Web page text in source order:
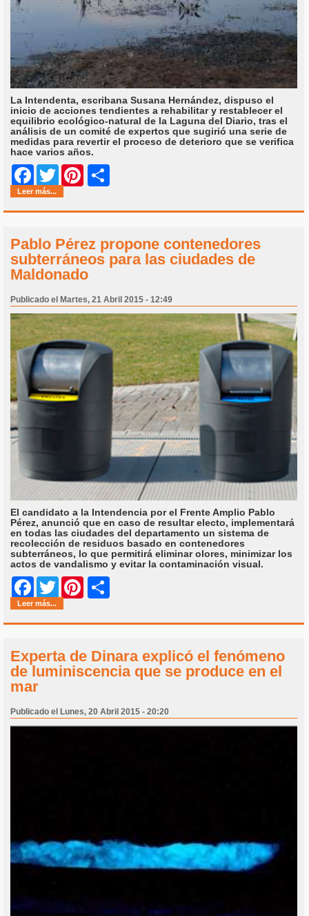
La Intendenta, escribana Susana Hernández, dispuso el
inicio de acciones tendientes a rehabilitar y restablecer el
equilibrio ecológico-natural de la Laguna del Diario, tras el
análisis de un comité de expertos que sugirió una serie de
medidas para revertir el proceso de deterioro que se verifica
hace varios años.
Facebook
Twitter Pinterest
Leer más...
Pablo Pérez propone contenedores
subterráneos para las ciudades de
Maldonado
Publicado el Martes, 21 Abril 2015 - 12:49
El candidato a la Intendencia por el Frente Amplio Pablo
Pérez, anunció que en caso de resultar electo, implementará
en todas las ciudades del departamento un sistema de
recolección de residuos basado en contenedores
subterráneos, lo que permitirá eliminar olores, minimizar los
actos de vandalismo y evitar la contaminación visual.
Facebook
Twitter Pinterest
Leer más...
Experta de Dinara explicó el fenómeno
de luminiscencia que se produce en el
mar
Publicado el Lunes, 20 Abril 2015 - 20:20